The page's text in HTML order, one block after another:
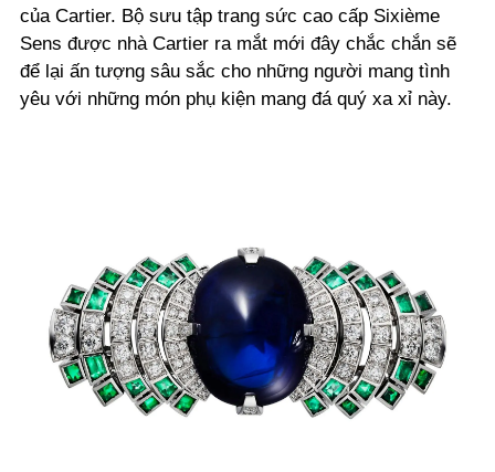
của Cartier. Bộ sưu tập trang sức cao cấp Sixième
Sens được nhà Cartier ra mắt mới đây chắc chắn sẽ
để lại ấn tượng sâu sắc cho những người mang tình
yêu với những món phụ kiện mang đá quý xa xỉ này.